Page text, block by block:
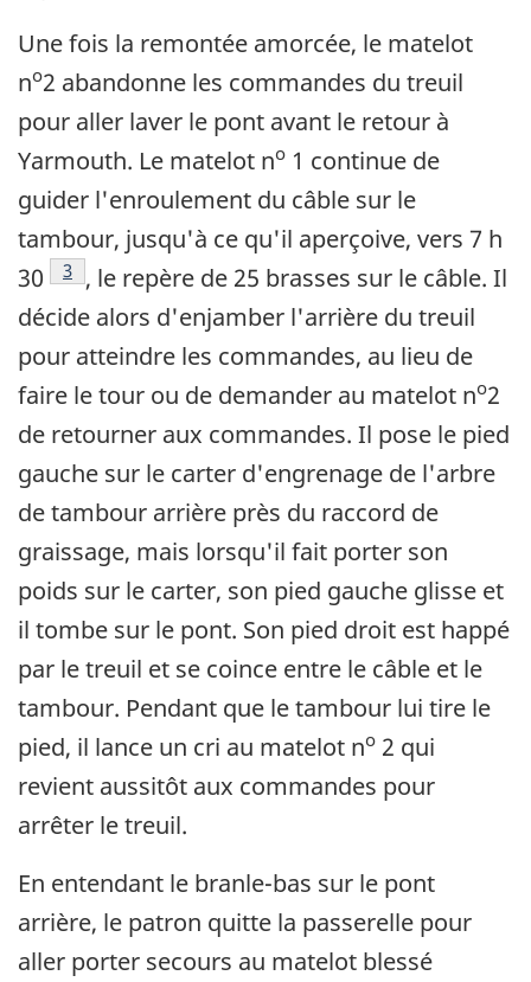
Une fois la remontée amorcée, le matelot
no2 abandonne les commandes du treuil
pour aller laver le pont avant le retour à
Yarmouth. Le matelot no 1 continue de
guider l'enroulement du câble sur le
tambour, jusqu'à ce qu'il aperçoive, vers 7 h
30
Note de bas de page
3 , le repère de 25 brasses sur le câble. Il
décide alors d'enjamber l'arrière du treuil
pour atteindre les commandes, au lieu de
faire le tour ou de demander au matelot no2
de retourner aux commandes. Il pose le pied
gauche sur le carter d'engrenage de l'arbre
de tambour arrière près du raccord de
graissage, mais lorsqu'il fait porter son
poids sur le carter, son pied gauche glisse et
il tombe sur le pont. Son pied droit est happé
par le treuil et se coince entre le câble et le
tambour. Pendant que le tambour lui tire le
pied, il lance un cri au matelot no 2 qui
revient aussitôt aux commandes pour
arrêter le treuil.
En entendant le branle-bas sur le pont
arrière, le patron quitte la passerelle pour
aller porter secours au matelot blessé